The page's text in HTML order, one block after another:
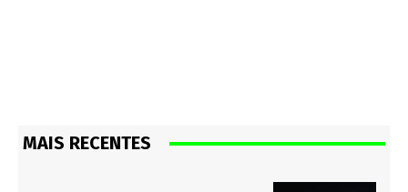
MAIS RECENTES